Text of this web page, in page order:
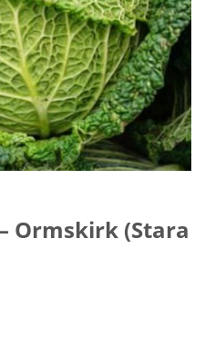
Ormskirk (Stara